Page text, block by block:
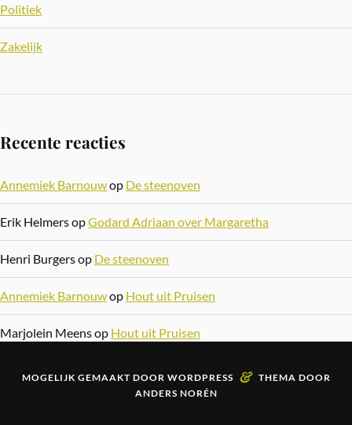
Politiek
Zakelijk
Recente reacties
Annemiek Barnouwop De steenoven
Erik HelmersopGodard Adriaan over Margaretha
Henri Burgersop De steenoven
Annemiek Barnouwop Hout uit Pruisen
Marjolein Meensop Hout uit Pruisen
MOGELIJK GEMAAKT DOOR WORDPRESS & THEMA DOOR
ANDERS NORÉN